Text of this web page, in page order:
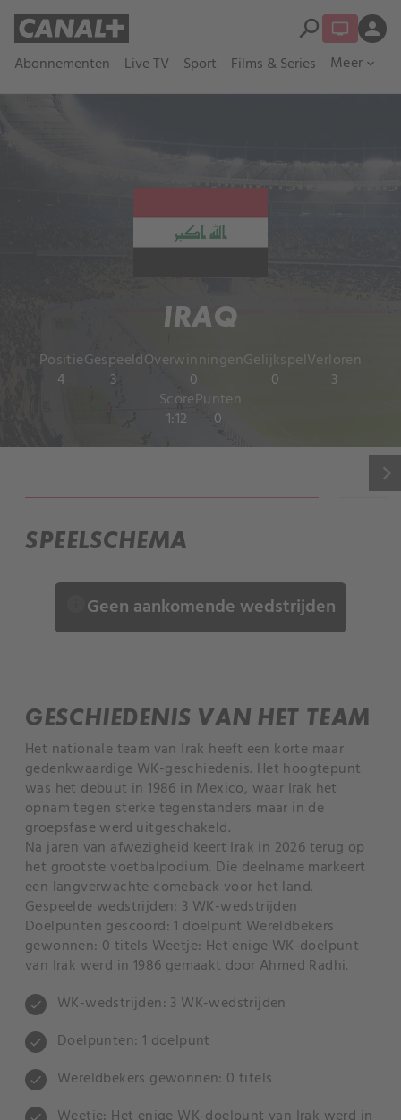
Abonnementen Live TV Sport Films & Series Meer expand_more
search person
IRAQ
Positie
4
Gespeeld
3
Overwinningen
0
Gelijkspel
0
Verloren
3
Score
1:12
Punten
0
keyboard_arrow_right
SPEELSCHEMA
Geen aankomende wedstrijden
GESCHIEDENIS VAN HET TEAM
Het nationale team van Irak heeft een korte maar
gedenkwaardige WK-geschiedenis. Het hoogtepunt
was het debuut in 1986 in Mexico, waar Irak het
opnam tegen sterke tegenstanders maar in de
groepsfase werd uitgeschakeld.
Na jaren van afwezigheid keert Irak in 2026 terug op
het grootste voetbalpodium. Die deelname markeert
een langverwachte comeback voor het land.
Gespeelde wedstrijden: 3 WK-wedstrijden
Doelpunten gescoord: 1 doelpunt Wereldbekers
gewonnen: 0 titels Weetje: Het enige WK-doelpunt
van Irak werd in 1986 gemaakt door Ahmed Radhi.
check WK-wedstrijden: 3 WK-wedstrijden
check Doelpunten: 1 doelpunt
check Wereldbekers gewonnen: 0 titels